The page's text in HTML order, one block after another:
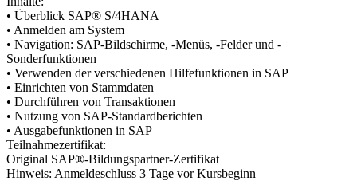
• Überblick SAP® S/4HANA
• Anmelden am System
• Navigation: SAP-Bildschirme, -Menüs, -Felder und -
Sonderfunktionen
• Verwenden der verschiedenen Hilfefunktionen in SAP
• Einrichten von Stammdaten
• Durchführen von Transaktionen
• Nutzung von SAP-Standardberichten
• Ausgabefunktionen in SAP
Teilnahmezertifikat:
Original SAP®-Bildungspartner-Zertifikat
Hinweis: Anmeldeschluss 3 Tage vor Kursbeginn